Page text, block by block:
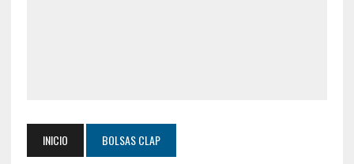
INICIO BOLSAS CLAP